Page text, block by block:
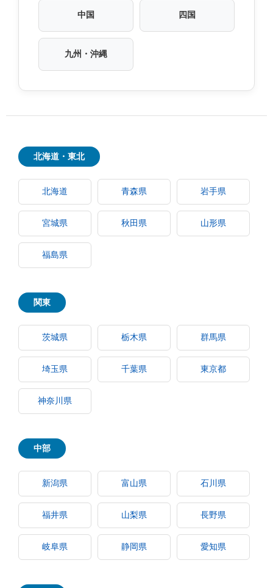
中国 四国
九州・沖縄
北海道・東北
北海道 青森県 岩手県
宮城県 秋田県 山形県
福島県
関東
茨城県 栃木県 群馬県
埼玉県 千葉県 東京都
神奈川県
中部
新潟県 富山県 石川県
福井県 山梨県 長野県
岐阜県 静岡県 愛知県